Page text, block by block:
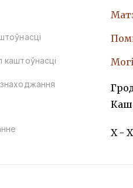
каштоўнасці
X -